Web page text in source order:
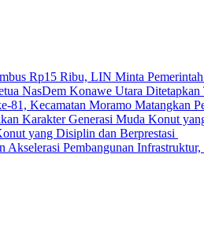
Rp15 Ribu, LIN Minta
NasDem Konawe Utara Ditetapkan
81, Kecamatan Moramo Matangkan
yang Disiplin dan Berprestasi
Akselerasi Pembangunan